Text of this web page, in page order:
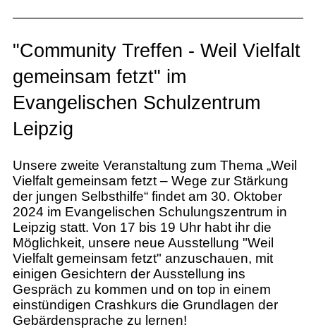
"Community Treffen - Weil Vielfalt
gemeinsam fetzt" im
Evangelischen Schulzentrum
Leipzig
Unsere zweite Veranstaltung zum Thema „Weil
Vielfalt gemeinsam fetzt – Wege zur Stärkung
der jungen Selbsthilfe“ findet am 30. Oktober
2024 im Evangelischen Schulungszentrum in
Leipzig statt. Von 17 bis 19 Uhr habt ihr die
Möglichkeit, unsere neue Ausstellung "Weil
Vielfalt gemeinsam fetzt" anzuschauen, mit
einigen Gesichtern der Ausstellung ins
Gespräch zu kommen und on top in einem
einstündigen Crashkurs die Grundlagen der
Gebärdensprache zu lernen!